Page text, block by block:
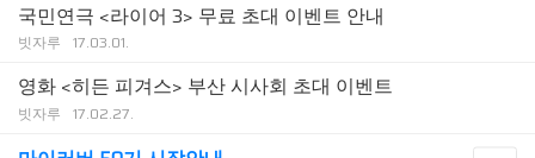
국민연극 <라이어 3> 무료 초대 이벤트 안내
빗자루 17.03.01.
영화 <히든 피겨스> 부산 시사회 초대 이벤트
빗자루 17.02.27.